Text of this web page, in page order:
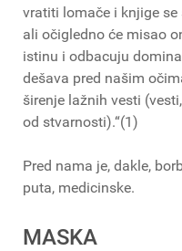
vratiti lomače i knjige
ali očigledno će misao
istinu i odbacuju
dešava pred našim
širenje lažnih vesti
od
Pred nama je, dakle,
puta, medicinske.